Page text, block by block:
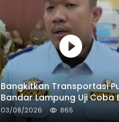
Bangkitkan Transportasi
Bandar Lampung Uji Coba
03/08/2026 865